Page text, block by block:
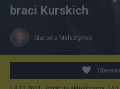
Bluma Bernstein
braci Kurskich
Starosta Melsztyński